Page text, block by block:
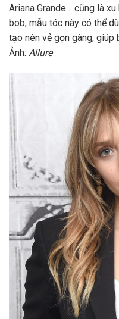
Ariana Grande… cũng là
bob, mẫu tóc này có thể
tạo nên vẻ gọn gàng, giúp
Ảnh: Allure